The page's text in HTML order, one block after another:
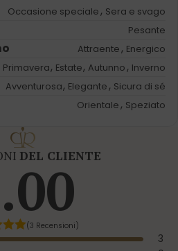
Occasione speciale , Sera e svago
Pesante
Attraente , Energico
Primavera, Estate, Autunno , Inverno
Avventurosa, Elegante , Sicura di sé
Orientale , Speziato
DEL CLIENTE
(3 Recensioni)
3